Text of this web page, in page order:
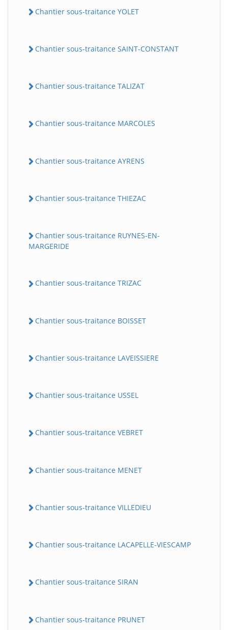
Chantier sous-traitance YOLET
Chantier sous-traitance SAINT-CONSTANT
Chantier sous-traitance TALIZAT
Chantier sous-traitance MARCOLES
Chantier sous-traitance AYRENS
Chantier sous-traitance THIEZAC
Chantier sous-traitance RUYNES-EN-
MARGERIDE
Chantier sous-traitance TRIZAC
Chantier sous-traitance BOISSET
Chantier sous-traitance LAVEISSIERE
Chantier sous-traitance USSEL
Chantier sous-traitance VEBRET
Chantier sous-traitance MENET
Chantier sous-traitance VILLEDIEU
Chantier sous-traitance LACAPELLE-VIESCAMP
Chantier sous-traitance SIRAN
Chantier sous-traitance PRUNET